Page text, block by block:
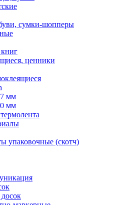
сумки-шопперы
книг
ценники
мм
мм
упаковочные (скотч)